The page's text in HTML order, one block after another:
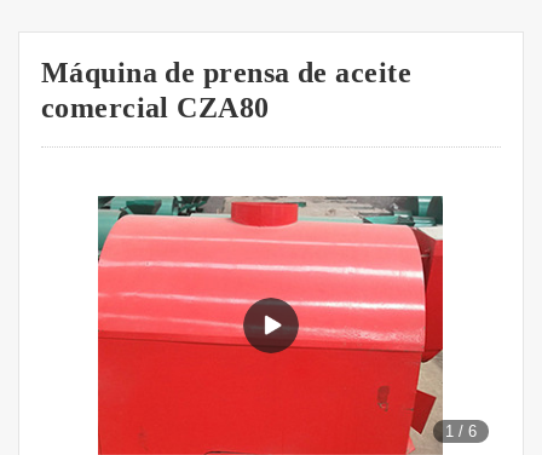
Máquina de prensa de aceite
comercial CZA80
1 /6